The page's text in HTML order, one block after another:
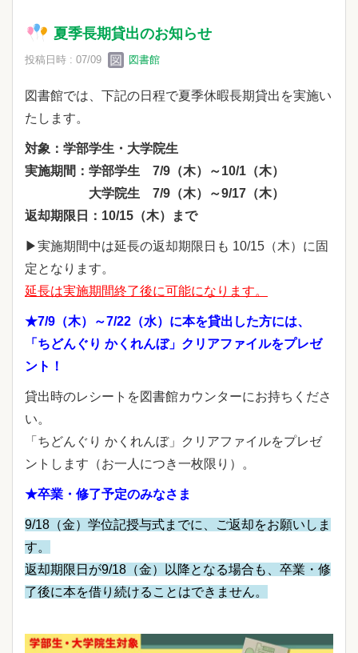
夏季長期貸出のお知らせ
投稿日時 : 07/09 図書館
図書館では、下記の日程で夏季休暇長期貸出を実施い
たします。
対象：学部学生・大学院生
実施期間：学部学生 7/9（木）～10/1（木）
大学院生 7/9（木）～9/17（木）
返却期限日：10/15（木）まで
▶実施期間中は延長の返却期限日も 10/15（木）に固
定となります。
延長は実施期間終了後に可能になります。
★7/9（木）～7/22（水）に本を貸出した方には、
「ちどんぐり かくれんぼ」 クリアファイルをプレゼ
ント！
貸出時のレシートを図書館カウンターにお持ちくださ
い。
「ちどんぐり かくれんぼ」クリアファイルをプレゼ
ントします（お一人につき一枚限り）。
★卒業・修了予定のみなさま
9/18（金）学位記授与式までに、ご返却をお願いしま
す。
返却期限日が9/18（金）以降となる場合も、卒業・修
了後に本を借り続けることはできません。